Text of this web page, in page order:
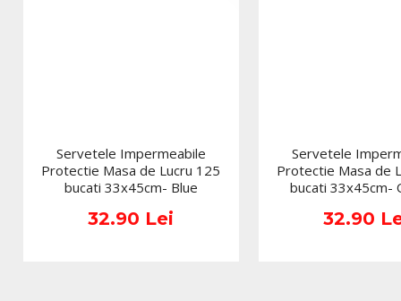
Servetele Impermeabile
Protectie Masa de Lucru 125
bucati 33x45cm- Blue
32.90 Lei
Servetele
Protectie Masa de
bucati 33x45cm-
32.90